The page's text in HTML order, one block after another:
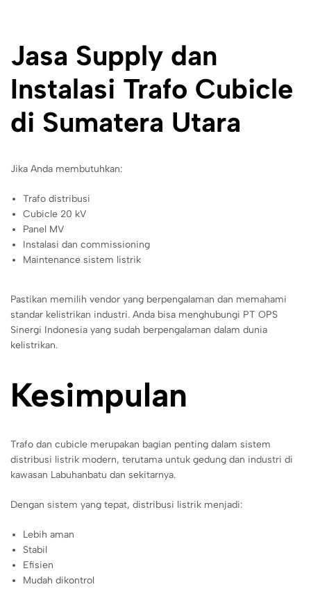
Jasa Supply dan
Instalasi Trafo Cubicle
di Sumatera Utara
Jika Anda membutuhkan:
Trafo distribusi
Cubicle 20 kV
Panel MV
Instalasi dan commissioning
Maintenance sistem listrik
Pastikan memilih vendor yang berpengalaman dan memahami
standar kelistrikan industri. Anda bisa menghubungi PT OPS
Sinergi Indonesia yang sudah berpengalaman dalam dunia
kelistrikan.
Kesimpulan
Trafo dan cubicle merupakan bagian penting dalam sistem
distribusi listrik modern, terutama untuk gedung dan industri di
kawasan Labuhanbatu dan sekitarnya.
Dengan sistem yang tepat, distribusi listrik menjadi:
Lebih aman
Stabil
Efisien
Mudah dikontrol